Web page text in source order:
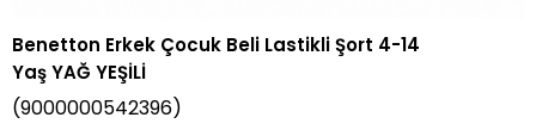
Benetton Erkek Çocuk Beli Lastikli Şort 4-14
Yaş YAĞ YEŞİLİ
(9000000542396)